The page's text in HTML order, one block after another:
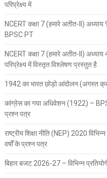
परिप्रेक्ष्य में
NCERT कक्षा 7 (हमारे अतीत-II) अध्याय
BPSC PT
NCERT कक्षा 7 (हमारे अतीत-II)
परिप्रेक्ष्य में विस्तृत विश्लेषण प्रस्तुत है
1942 का भारत छोड़ो आंदोलन (अगस्त
कांग्रेस का गया अधिवेशन (1922) –
प्रश्न पत्र
राष्ट्रीय शिक्षा नीति (NEP) 2020
वर्षों के प्रश्न पत्र
बिहार बजट 2026-27 – विभिन्न